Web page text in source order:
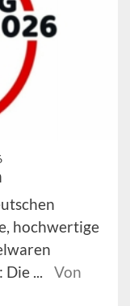
hochwertige
Die ...
Von